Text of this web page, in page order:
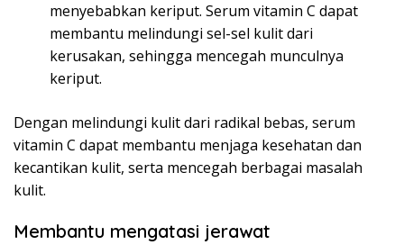
menyebabkan keriput. Serum vitamin C dapat
membantu melindungi sel-sel kulit dari
kerusakan, sehingga mencegah munculnya
keriput.
Dengan melindungi kulit dari radikal bebas, serum
vitamin C dapat membantu menjaga kesehatan dan
kecantikan kulit, serta mencegah berbagai masalah
kulit.
Membantu mengatasi jerawat